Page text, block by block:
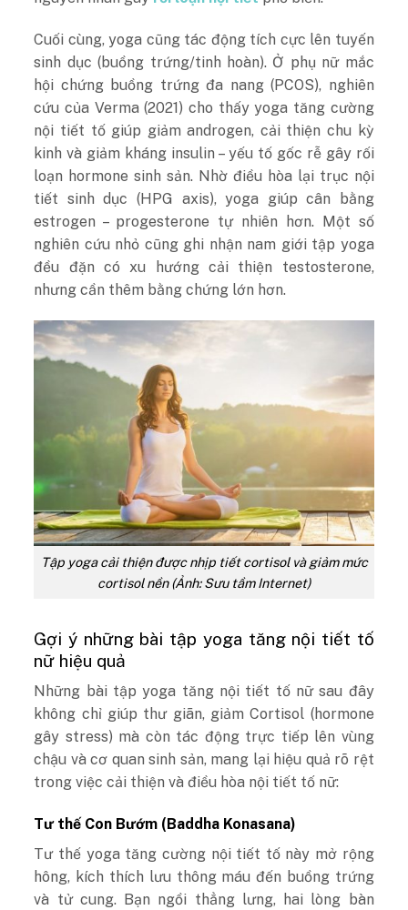
Cuối cùng, yoga cũng tác động tích cực lên tuyến
sinh dục (buồng trứng/tinh hoàn). Ở phụ nữ mắc
hội chứng buồng trứng đa nang (PCOS), nghiên
cứu của Verma (2021) cho thấyyoga tăng cường
nội tiết tốgiúp giảm androgen, cải thiện chu kỳ
kinh và giảm kháng insulin – yếu tố gốc rễ gây rối
loạn hormone sinh sản. Nhờ điều hòa lại trục nội
tiết sinh dục (HPG axis), yoga giúp cân bằng
estrogen – progesterone tự nhiên hơn. Một số
nghiên cứu nhỏ cũng ghi nhận nam giới tập yoga
đều đặn có xu hướng cải thiện testosterone,
nhưng cần thêm bằng chứng lớn hơn.
Tập yoga cải thiện được nhịp tiết cortisol và giảm mức
cortisol nền (Ảnh: Sưu tầm Internet)
Gợi ý những bài tập yoga tăng nội tiết tố
nữ hiệu quả
Những bài tập yoga tăng nội tiết tố nữsau đây
không chỉ giúp thư giãn, giảm Cortisol (hormone
gây stress) mà còn tác động trực tiếp lên vùng
chậu và cơ quan sinh sản, mang lại hiệu quả rõ rệt
trong việc cải thiện và điều hòa nội tiết tố nữ:
Tư thế Con Bướm (Baddha Konasana)
Tư thế yoga tăng cường nội tiết tố này mở rộng
hông, kích thích lưu thông máu đến buồng trứng
và tử cung. Bạn ngồi thẳng lưng, hai lòng bàn